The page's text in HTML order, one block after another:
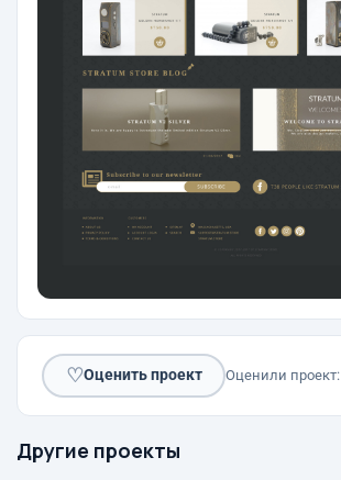
♡Оценить проект Оценили проект:
Другие проекты